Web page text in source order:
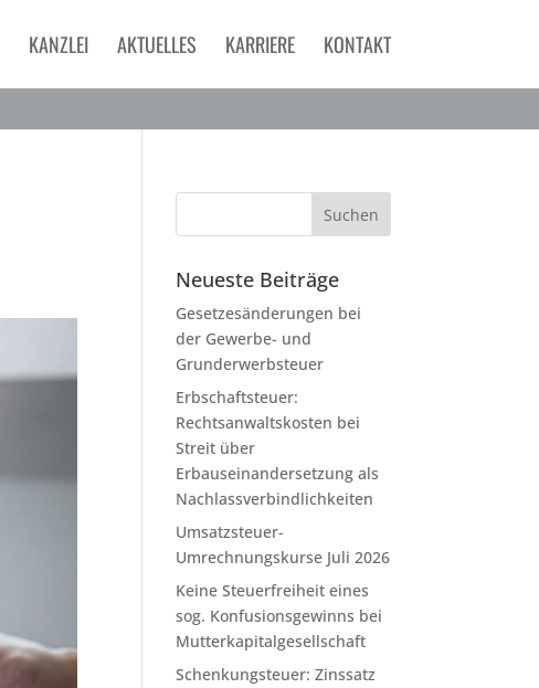
KANZLEI AKTUELLES KARRIERE KONTAKT
Neueste Beiträge
Gesetzesänderungen bei
der Gewerbe- und
Grunderwerbsteuer
Erbschaftsteuer:
Rechtsanwaltskosten bei
Streit über
Erbauseinandersetzung als
Nachlassverbindlichkeiten
Umsatzsteuer-
Umrechnungskurse Juli 2026
Keine Steuerfreiheit eines
sog. Konfusionsgewinns bei
Mutterkapitalgesellschaft
Schenkungsteuer: Zinssatz